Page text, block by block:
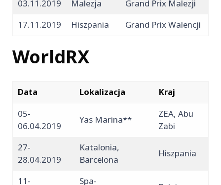
03.11.2019 Malezja
Grand Prix Malezji
17.11.2019
Hiszpania Grand Prix Walencji
WorldRX
Data Lokalizacja
Kraj
05-
06.04.2019
Yas Marina**
ZEA, Abu
Zabi
27-
28.04.2019
Katalonia,
Barcelona
Hiszpania
11-
Spa-